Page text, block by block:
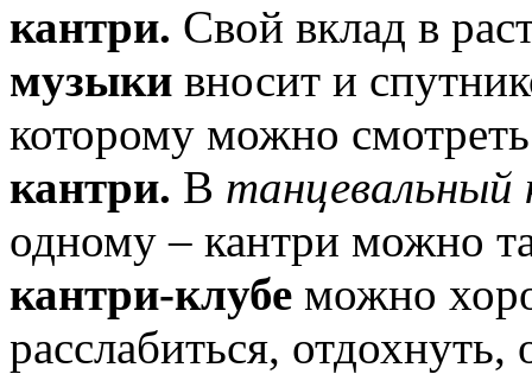
кантри. Свой вклад в
музыки вносит и
которому можно
кантри. В танцевальный
одному – кантри можно
кантри-клубе можно
расслабиться,